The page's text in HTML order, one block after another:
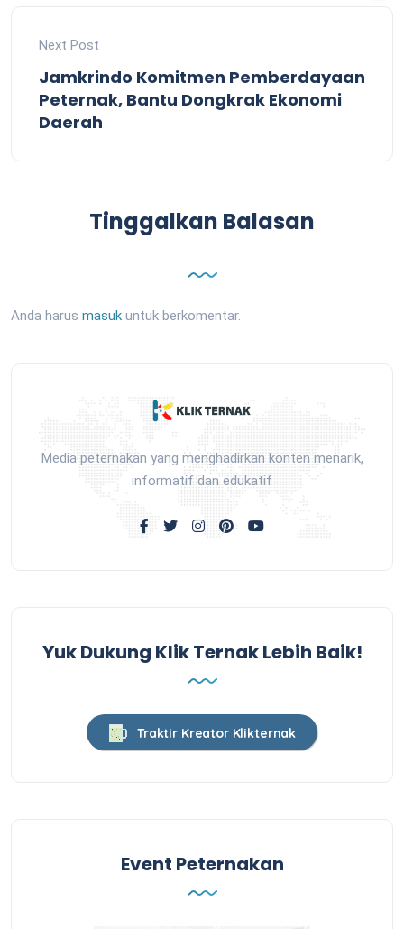
Next Post
Jamkrindo Komitmen Pemberdayaan
Peternak, Bantu Dongkrak Ekonomi
Daerah
Tinggalkan Balasan
Anda harus masuk untuk berkomentar.
Media peternakan yang menghadirkan konten menarik,
informatif dan edukatif
Yuk Dukung Klik Ternak Lebih Baik!
Traktir Kreator Klikternak
Event Peternakan